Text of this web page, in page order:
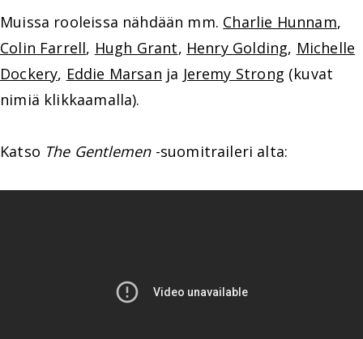
Muissa rooleissa nähdään mm. Charlie Hunnam,
Colin Farrell, Hugh Grant, Henry Golding, Michelle
Dockery, Eddie Marsan ja Jeremy Strong (kuvat
nimiä klikkaamalla).
Katso The Gentlemen-suomitraileri alta: